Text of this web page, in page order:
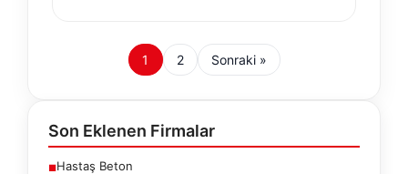
1 2 Sonraki »
Son Eklenen Firmalar
■Hastaş Beton